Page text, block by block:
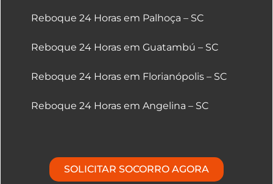
Reboque 24 Horas em Palhoça – SC
Reboque 24 Horas em Guatambú – SC
Reboque 24 Horas em Florianópolis – SC
Reboque 24 Horas em Angelina – SC
SOLICITAR SOCORRO AGORA